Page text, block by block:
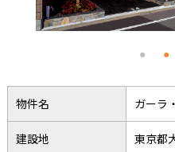
物件名 ガーラ
建設地 東京都